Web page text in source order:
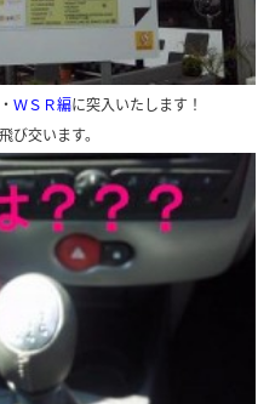
ＷＳＲ編に突入いたします！
び交います。